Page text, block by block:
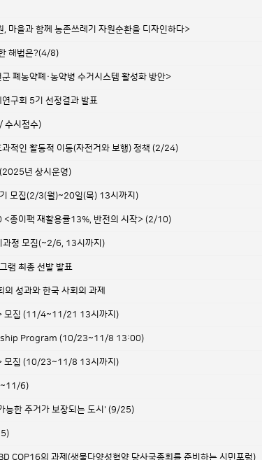
마을과 함께 농촌쓰레기 자원순환을 디자인하다>
해법은?(4/8)
폐농약폐·농약병 수거시스템 활성화 방안>
구회 5기 선정결과 발표
수시접수)
적인 활동적 이동(자전거와 보행) 정책 (2/24)
년 상시운영)
모집(2/3(월)~20일(목) 13시까지)
<종이팩 재활용률13%, 반전의 시작> (2/10)
과정 모집(~2/6, 13시까지)
램 최종 선발 발표
성과와 한국 사회의 과제
모집 (11/4~11/21 13시까지)
Program (10/23~11/8 13:00)
모집 (10/23~11/8 13시까지)
6)
능한 주거가 보장되는 도시' (9/25)
COP16의 과제(생물다양성협약 당사국총회를 준비하는 시민포럼)